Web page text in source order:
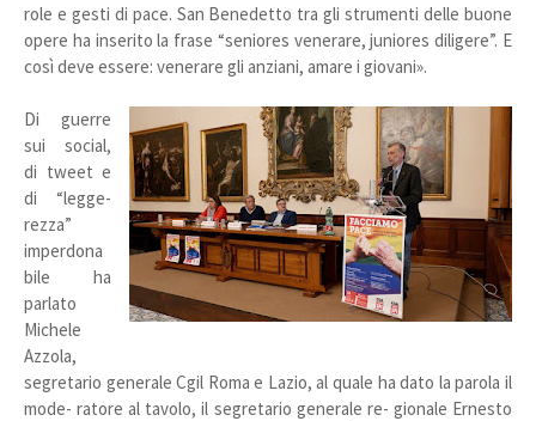
role e gesti di pace. San Benedetto tra gli strumenti delle buone
opere ha inserito la frase “seniores venerare, juniores diligere”. E
così deve essere: venerare gli anziani, amare i giovani».
Di guerre
sui social,
di tweet e
di “legge-
rezza”
imperdona
bile ha
parlato
Michele
Azzola,
segretario generale Cgil Roma e Lazio, al quale ha dato la parola il
mode- ratore al tavolo, il segretario generale re- gionale Ernesto